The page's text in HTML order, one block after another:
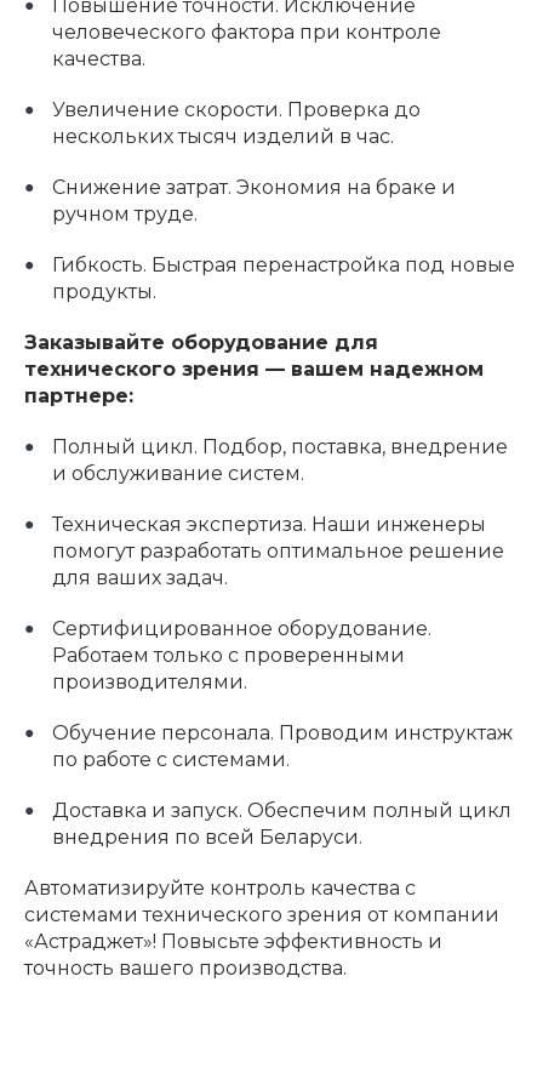
Повышение точности. Исключение
человеческого фактора при контроле
качества.
Увеличение скорости. Проверка до
нескольких тысяч изделий в час.
Снижение затрат. Экономия на браке и
ручном труде.
Гибкость. Быстрая перенастройка под новые
продукты.
Заказывайте оборудование для
технического зрения — вашем надежном
партнере:
Полный цикл. Подбор, поставка, внедрение
и обслуживание систем.
Техническая экспертиза. Наши инженеры
помогут разработать оптимальное решение
для ваших задач.
Сертифицированное оборудование.
Работаем только с проверенными
производителями.
Обучение персонала. Проводим инструктаж
по работе с системами.
Доставка и запуск. Обеспечим полный цикл
внедрения по всей Беларуси.
Автоматизируйте контроль качества с
системами технического зрения от компании
«Астраджет»! Повысьте эффективность и
точность вашего производства.